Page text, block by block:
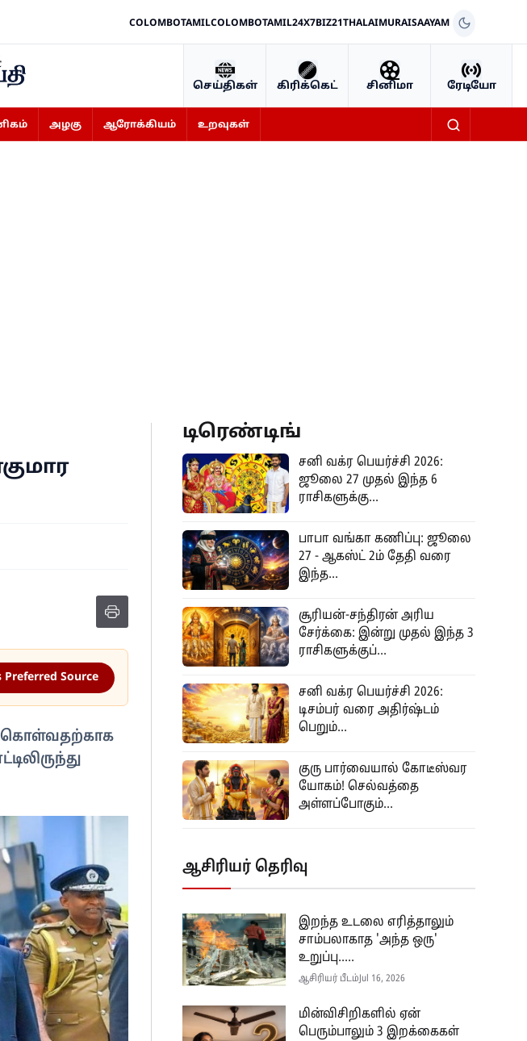
COLOMBOTAMILCOLOMBOTAMIL24X7BIZ21THALAIMURAISAAYAM
செய்திகள் கிரிக்கெட் சினிமா ரேடியோ
அழகு ஆரோக்கியம் உறவுகள்
Preferred Source
கொள்வதற்காக
டிரெண்டிங்
சனி வக்ர பெயர்ச்சி 2026:
ஜூலை 27 முதல் இந்த 6
ராசிகளுக்கு...
பாபா வங்கா கணிப்பு: ஜூலை
27 - ஆகஸ்ட் 2ம் தேதி வரை
இந்த...
சூரியன்-சந்திரன் அரிய
சேர்க்கை: இன்று முதல் இந்த 3
ராசிகளுக்குப்...
சனி வக்ர பெயர்ச்சி 2026:
டிசம்பர் வரை அதிர்ஷ்டம்
பெறும்...
குரு பார்வையால் கோடீஸ்வர
யோகம்! செல்வத்தை
அள்ளப்போகும்...
ஆசிரியர் தெரிவு
இறந்த உடலை எரித்தாலும்
சாம்பலாகாத 'அந்த ஒரு'
உறுப்பு.....
ஆசிரியர் பீடம் Jul 16, 2026
மின்விசிறிகளில் ஏன்
பெரும்பாலும் 3 இறக்கைகள்